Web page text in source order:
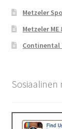
Metzeler
Metzeler
Continental
Sosiaalinen